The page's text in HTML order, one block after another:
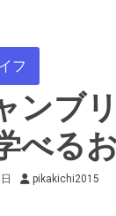
フ
ンブ
べる
pikakichi2015